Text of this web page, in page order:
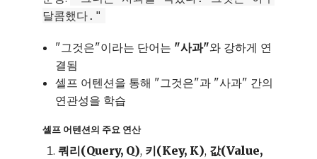
달콤했다."
"그것은"이라는 단어는 "사과"와 강하게 연
결됨
셀프 어텐션을 통해 "그것은"과 "사과" 간의
연관성을 학습
셀프 어텐션의 주요 연산
쿼리(Query, Q), 키(Key, K), 값(Value,